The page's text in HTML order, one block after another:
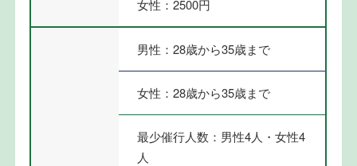
女性：2500円
男性：28歳から35歳まで
女性：28歳から35歳まで
最少催行人数：男性4人・女性4
人